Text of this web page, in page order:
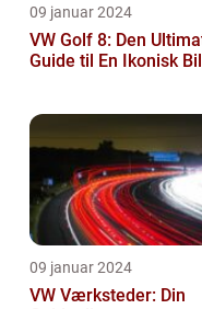
09 januar 2024
VW Golf 8: Den
Guide til En Ikonisk Bil
09 januar 2024
VW Værksteder: Din